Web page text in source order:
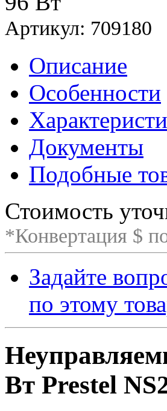
Артикул: 709180
Описание
Особенности
Документы
Подобные
Стоимость
*Конвертация $
Задайте
по этому
Вт Prestel